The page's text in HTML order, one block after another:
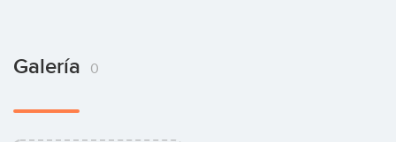
Galería 0